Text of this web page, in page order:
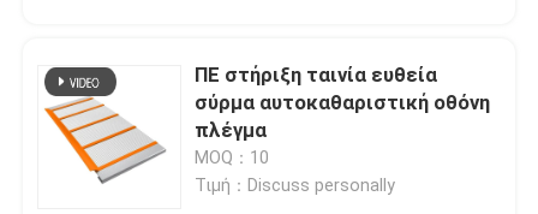
ΠΕ στήριξη ταινία ευθεία
σύρμα αυτοκαθαριστική οθόνη
πλέγμα
MOQ：10
Τιμή：Discuss personally